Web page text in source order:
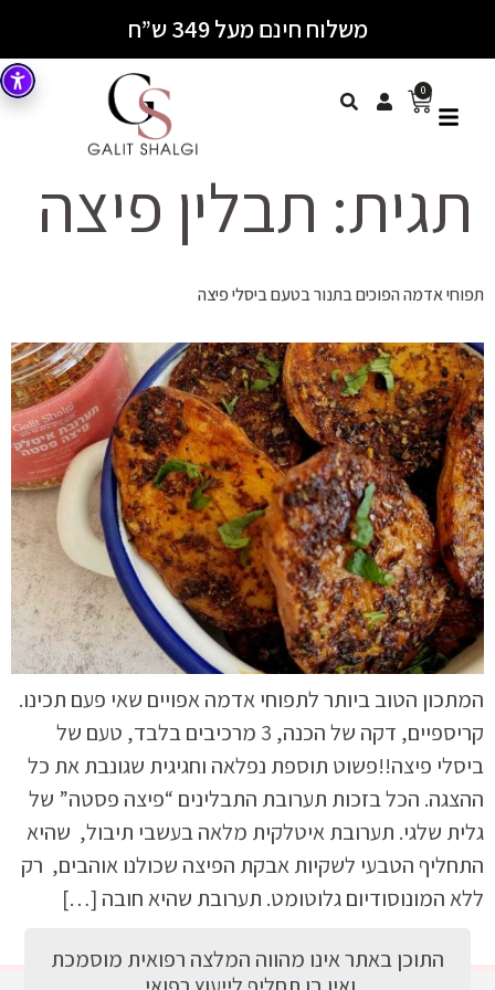
משלוח חינם מעל 349 ש”ח
0
תגית: תבלין פיצה
תפוחי אדמה הפוכים בתנור בטעם ביסלי פיצה
המתכון הטוב ביותר לתפוחי אדמה אפויים שאי פעם תכינו.
קריספיים, דקה של הכנה, 3 מרכיבים בלבד, טעם של
ביסלי פיצה!!פשוט תוספת נפלאה וחגיגית שגונבת את כל
ההצגה. הכל בזכות תערובת התבלינים “פיצה פסטה” של
גלית שלגי. תערובת איטלקית מלאה בעשבי תיבול, שהיא
התחליף הטבעי לשקיות אבקת הפיצה שכולנו אוהבים, רק
ללא המונוסודיום גלוטומט. תערובת שהיא חובה […]
התוכן באתר אינו מהווה המלצה רפואית מוסמכת